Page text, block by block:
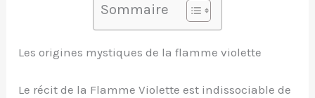
Sommaire
Les origines mystiques de la flamme violette
Le récit de la Flamme Violette est indissociable de